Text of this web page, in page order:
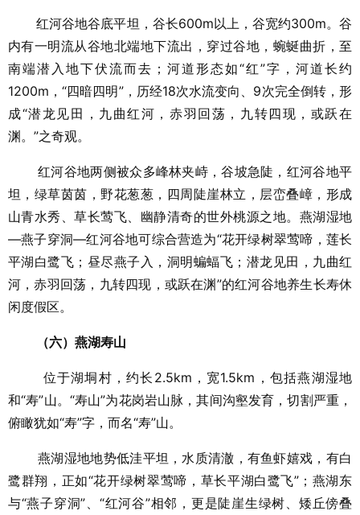
红河谷地谷底平坦，谷长600m以上，谷宽约300m。谷
内有一明流从谷地北端地下流出，穿过谷地，蜿蜒曲折，至
南端潜入地下伏流而去；河道形态如“红”字，河道长约
1200m，“四暗四明”，历经18次水流变向、9次完全倒转，形
成“潜龙见田，九曲红河，赤羽回荡，九转四现，或跃在
渊。”之奇观。
红河谷地两侧被众多峰林夹峙，谷坡急陡，红河谷地平
坦，绿草茵茵，野花葱葱，四周陡崖林立，层峦叠嶂，形成
山青水秀、草长莺飞、幽静清奇的世外桃源之地。燕湖湿地
—燕子穿洞—红河谷地可综合营造为“花开绿树翠莺啼，莲长
平湖白鹭飞；昼尽燕子入，洞明蝙蝠飞；潜龙见田，九曲红
河，赤羽回荡，九转四现，或跃在渊”的红河谷地养生长寿休
闲度假区。
（六）燕湖寿山
位于湖垌村，约长2.5km，宽1.5km，包括燕湖湿地
和“寿”山。“寿山”为花岗岩山脉，其间沟壑发育，切割严重，
俯瞰犹如“寿”字，而名“寿”山。
燕湖湿地地势低洼平坦，水质清澈，有鱼虾嬉戏，有白
鹭群翔，正如“花开绿树翠莺啼，草长平湖白鹭飞”；燕湖东
与“燕子穿洞”、“红河谷”相邻，更是陡崖生绿树、矮丘傍叠